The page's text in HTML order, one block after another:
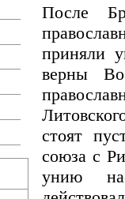
После
приняли
верны
стоят
союза с
унию